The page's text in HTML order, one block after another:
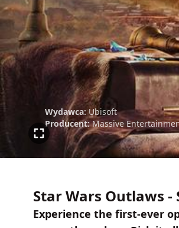
Wydawca: Ubisoft
Producent: Massive
Star Wars Outlaws
Experience the first-ever